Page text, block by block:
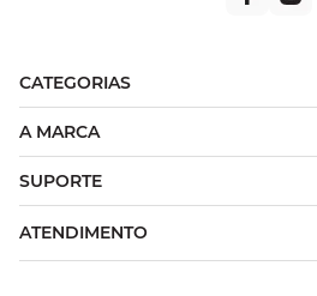
CATEGORIAS
A MARCA
SUPORTE
ATENDIMENTO